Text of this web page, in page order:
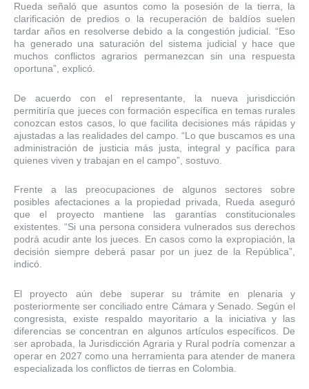
Rueda señaló que asuntos como la posesión de la tierra, la
clarificación de predios o la recuperación de baldíos suelen
tardar años en resolverse debido a la congestión judicial. “Eso
ha generado una saturación del sistema judicial y hace que
muchos conflictos agrarios permanezcan sin una respuesta
oportuna”, explicó.
De acuerdo con el representante, la nueva jurisdicción
permitiría que jueces con formación específica en temas rurales
conozcan estos casos, lo que facilita decisiones más rápidas y
ajustadas a las realidades del campo. “Lo que buscamos es una
administración de justicia más justa, integral y pacífica para
quienes viven y trabajan en el campo”, sostuvo.
Frente a las preocupaciones de algunos sectores sobre
posibles afectaciones a la propiedad privada, Rueda aseguró
que el proyecto mantiene las garantías constitucionales
existentes. “Si una persona considera vulnerados sus derechos
podrá acudir ante los jueces. En casos como la expropiación, la
decisión siempre deberá pasar por un juez de la República”,
indicó.
El proyecto aún debe superar su trámite en plenaria y
posteriormente ser conciliado entre Cámara y Senado. Según el
congresista, existe respaldo mayoritario a la iniciativa y las
diferencias se concentran en algunos artículos específicos. De
ser aprobada, la Jurisdicción Agraria y Rural podría comenzar a
operar en 2027 como una herramienta para atender de manera
especializada los conflictos de tierras en Colombia.